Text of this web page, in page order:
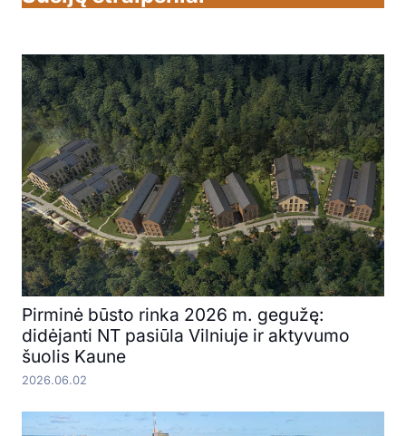
Pirminė būsto rinka 2026 m. gegužę:
didėjanti NT pasiūla Vilniuje ir aktyvumo
šuolis Kaune
2026.06.02